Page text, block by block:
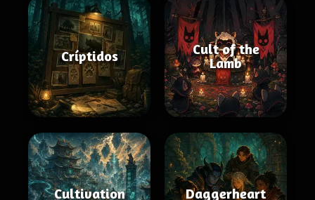
Críptidos
Cult of the
Lamb
Cultivation Daggerheart